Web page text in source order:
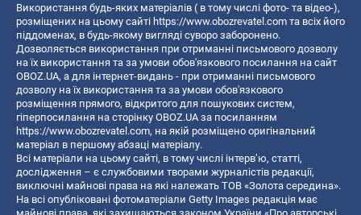
Використання будь-яких матеріалів ( в тому числі фото- та відео-),
розміщених на цьому сайті https://www.obozrevatel.com та всіх його
піддоменах, в будь-якому вигляді суворо заборонено.
Дозволяється використання при отриманні письмового дозволу
на їх використання та за умови обов'язкового посилання на сайт
OBOZ.UA, а для інтернет-видань - при отриманні письмового
дозволу на їх використання та за умови обов'язкового
розміщення прямого, відкритого для пошукових систем,
гіперпосилання на сторінку OBOZ.UA за посиланням
https://www.obozrevatel.com, на якій розміщено оригінальний
матеріал в першому абзаці матеріалу.
Всі матеріали на цьому сайті, в тому числі інтерв’ю, статті,
дослідження – є службовими творами журналістів редакції,
виключні майнові права на які належать ТОВ «Золота середина».
На всі опубліковані фотоматеріали Getty Images редакція має